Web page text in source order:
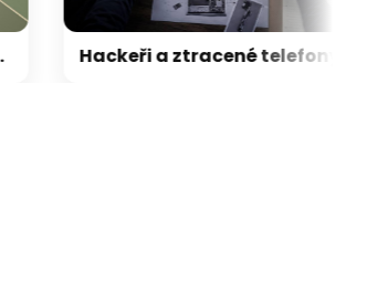
Hackeři a ztracené telefony: jak Apple přichází o svá největší tajemství